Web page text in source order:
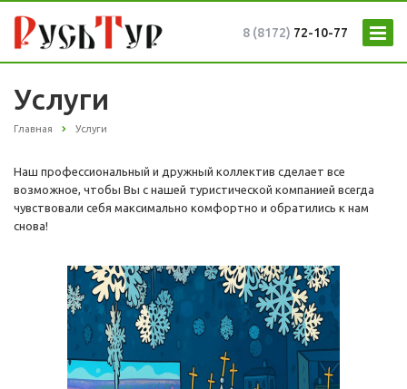
8 (8172) 72-10-77
Услуги
Главная Услуги
Наш профессиональный и дружный коллектив сделает все
возможное, чтобы Вы с нашей туристической компанией всегда
чувствовали себя максимально комфортно и обратились к нам
снова!